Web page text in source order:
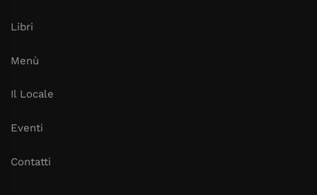
Libri
Menù
Il Locale
Eventi
Contatti